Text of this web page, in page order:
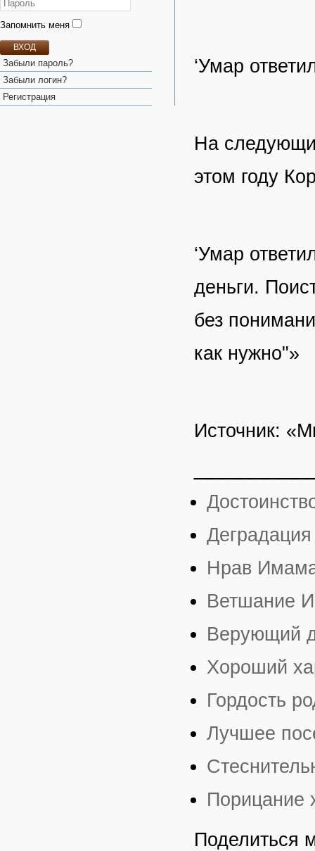
Запомнить меня
ВХОД
Забыли пароль?
Забыли логин?
Регистрация
‘Умар
На
этом году
‘Умар
деньги.
без
как нужно"»
Источник:
Нрав
Ветшание
Верующий
Хороший
Гордость
Лучшее
Порицание
Поделиться